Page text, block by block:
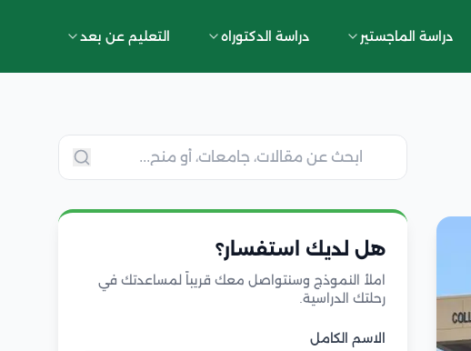
دراسة الماجستير دراسة الدكتوراه التعليم عن بعد
هل لديك استفسار؟
املأ النموذج وسنتواصل معك قريباً لمساعدتك في
رحلتك الدراسية.
الاسم الكامل